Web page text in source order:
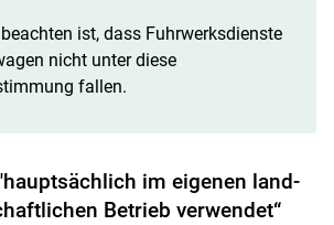
ist, dass Fuhrwerksdienste
nicht unter diese
fallen.
im eigenen land-
Betrieb verwendet“